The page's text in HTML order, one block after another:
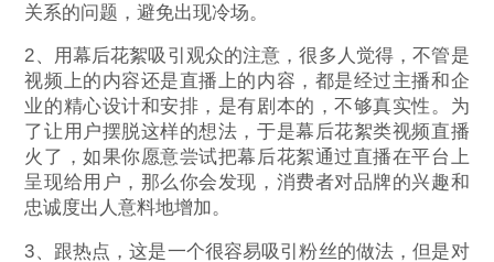
关系的问题，避免出现冷场。
2、用幕后花絮吸引观众的注意，很多人觉得，不管是
视频上的内容还是直播上的内容，都是经过主播和企
业的精心设计和安排，是有剧本的，不够真实性。为
了让用户摆脱这样的想法，于是幕后花絮类视频直播
火了，如果你愿意尝试把幕后花絮通过直播在平台上
呈现给用户，那么你会发现，消费者对品牌的兴趣和
忠诚度出人意料地增加。
3、跟热点，这是一个很容易吸引粉丝的做法，但是对